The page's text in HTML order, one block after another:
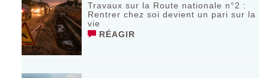
Travaux sur la Route nationale n°2 :
Rentrer chez soi devient un pari sur la
vie
RÉAGIR